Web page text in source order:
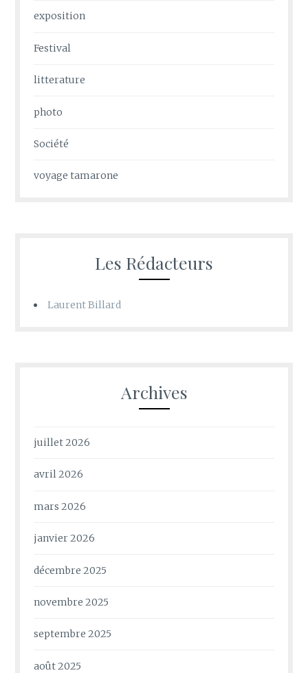
exposition
Festival
litterature
photo
Société
voyage tamarone
Les Rédacteurs
Laurent Billard
Archives
juillet 2026
avril 2026
mars 2026
janvier 2026
décembre 2025
novembre 2025
septembre 2025
août 2025